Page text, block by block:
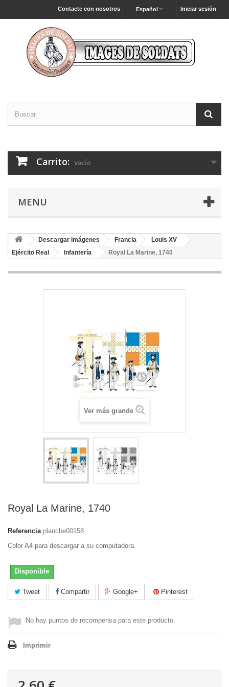
Iniciar sesión
Español
Contacte con nosotros
Carrito: vacío
MENU
Descargar imágenes Francia
Louis XV
Ejército Real
Infantería Royal La Marine, 1740
Ver más grande
Royal La Marine, 1740
Referencia planche00158
Color A4 para descargar a su computadora.
Disponible
Tweet Compartir Google+ Pinterest
No hay puntos de recompensa para este producto.
Imprimir